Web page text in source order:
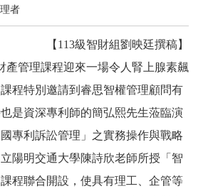
者
【113級智財組劉映廷撰稿】
產管理課程迎來一場令人腎上腺素飆
程特別邀請到睿思智權管理顧問有
是資深專利師的簡弘熙先生蒞臨演
專利訴訟管理」之實務操作與戰略
陽明交通大學陳詩欣老師所授「智
程聯合開設，使具有理工、企管等